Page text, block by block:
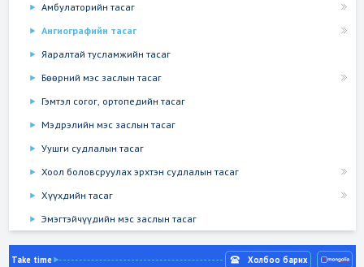
Амбулаторийн тасаг
Ангиографийн тасаг
Яаралтай тусламжийн тасаг
Бөөрний мэс заслын тасаг
Гэмтэл согог, ортопедийн тасаг
Мэдрэлийн мэс заслын тасаг
Уушги судлалын тасаг
Хоол боловсруулах эрхтэн судлалын тасаг
Хүүхдийн тасаг
Эмэгтэйчүүдийн мэс заслын тасаг
Take time Холбоо барих